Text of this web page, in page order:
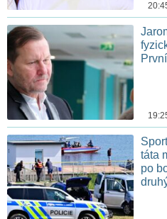
táta
po